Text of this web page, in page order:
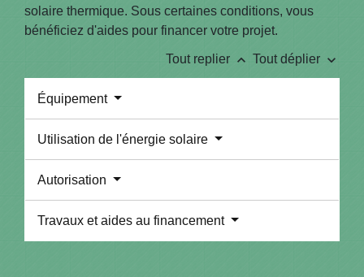
solaire thermique. Sous certaines conditions, vous
bénéficiez d'aides pour financer votre projet.
Tout replier keyboard_arrow_up Tout déplier keyboard_arrow_down
Équipement
Utilisation de l'énergie solaire
Autorisation
Travaux et aides au financement